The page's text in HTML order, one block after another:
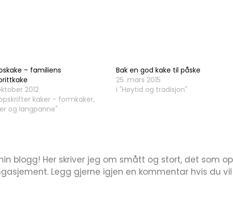
– familiens
2012
kaker - formkaker,
og langpanne"
Bak en god kake til påske
25. mars 2015
i "Høytid og tradisjon"
blogg! Her skriver jeg om smått og stort, det som
Legg gjerne igjen en kommentar hvis du